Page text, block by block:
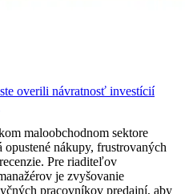
overili návratnosť investícií
maloobchodnom sektore
nákupy, frustrovaných
Pre riaditeľov
je zvyšovanie
pracovníkov predajní, aby